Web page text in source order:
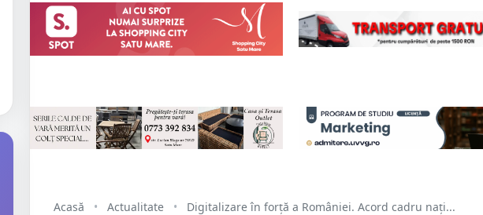
Acasă • Actualitate • Digitalizare în forță a României. Acord cadru nați...